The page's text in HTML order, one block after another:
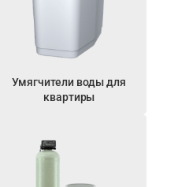
Умягчители воды для
квартиры